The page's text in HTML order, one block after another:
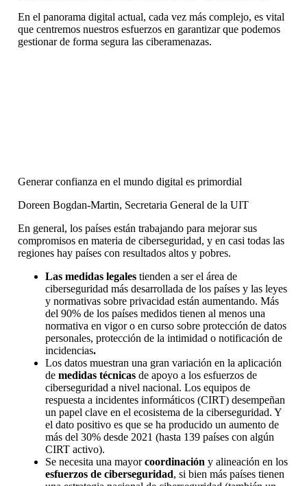
En el panorama digital actual, cada vez más complejo, es vital
que centremos nuestros esfuerzos en garantizar que podemos
gestionar de forma segura las ciberamenazas.
Generar confianza en el mundo digital es primordial
Doreen Bogdan-Martin, Secretaria General de la UIT
En general, los países están trabajando para mejorar sus
compromisos en materia de ciberseguridad, y en casi todas las
regiones hay países con resultados altos y pobres.
Las medidas legales tienden a ser el área de
ciberseguridad más desarrollada de los países y las leyes
y normativas sobre privacidad están aumentando. Más
del 90% de los países medidos tienen al menos una
normativa en vigor o en curso sobre protección de datos
personales, protección de la intimidad o notificación de
incidencias.
Los datos muestran una gran variación en la aplicación
de medidas técnicas de apoyo a los esfuerzos de
ciberseguridad a nivel nacional. Los equipos de
respuesta a incidentes informáticos (CIRT) desempeñan
un papel clave en el ecosistema de la ciberseguridad. Y
el dato positivo es que se ha producido un aumento de
más del 30% desde 2021 (hasta 139 países con algún
CIRT activo).
Se necesita una mayorcoordinación y alineación en los
esfuerzos de ciberseguridad, si bien más países tienen